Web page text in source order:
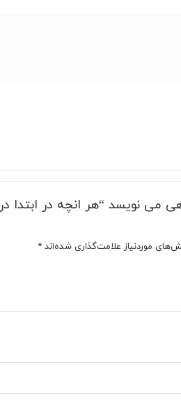
می نویسد “هر انچه در ابتدا در
موردنیاز علامت‌گذاری شده‌اند *